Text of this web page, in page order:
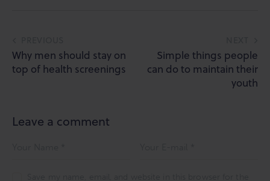
navigation
Why men should stay on
top of health screenings
Simple things people
can do to maintain their
youth
Leave a comment